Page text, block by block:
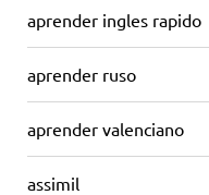
aprender ingles rapido
aprender ruso
aprender valenciano
assimil